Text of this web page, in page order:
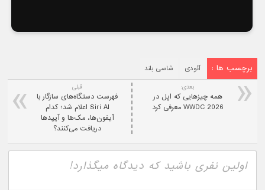
برچسب ها : آئودی شاسی بلند
قبلی
فهرست دستگاه‌های سازگار با
Siri AI اعلام شد؛ کدام
آیفون‌ها، مک‌ها و آیپدها
دریافت می‌کنند؟
بعدی:
همه چیزهایی که اپل در
WWDC 2026 معرفی کرد